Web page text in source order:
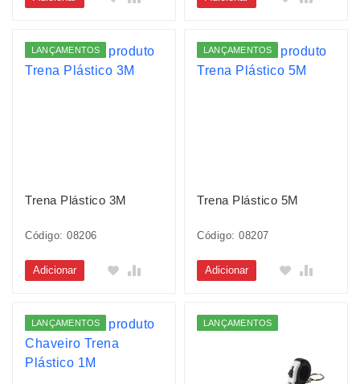
LANÇAMENTOS
Trena Plástico 3M
Código: 08206
Adicionar
LANÇAMENTOS
Trena Plástico 5M
Código: 08207
Adicionar
LANÇAMENTOS LANÇAMENTOS